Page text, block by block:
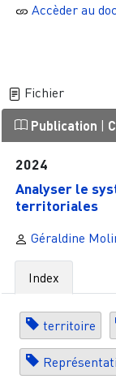
Accèder au
Fichier
Publication |
2024
Analyser le
territoriales
Géraldine
Index
territoire